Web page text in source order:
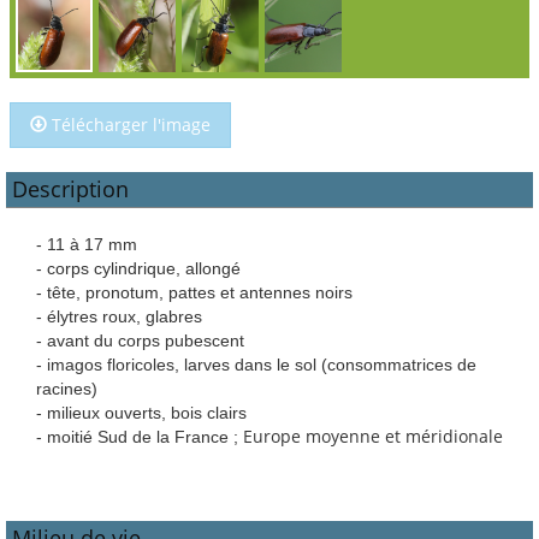
Télécharger l'image
Description
- 11 à 17 mm
- corps cylindrique, allongé
- tête, pronotum, pattes et antennes noirs
- élytres roux, glabres
- avant du corps pubescent
- imagos floricoles, larves dans le sol (consommatrices de
racines)
- milieux ouverts, bois clairs
- moitié Sud de la France ; Europe moyenne et méridionale